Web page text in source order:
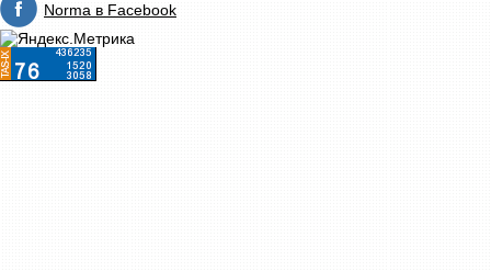
Norma в Facebook